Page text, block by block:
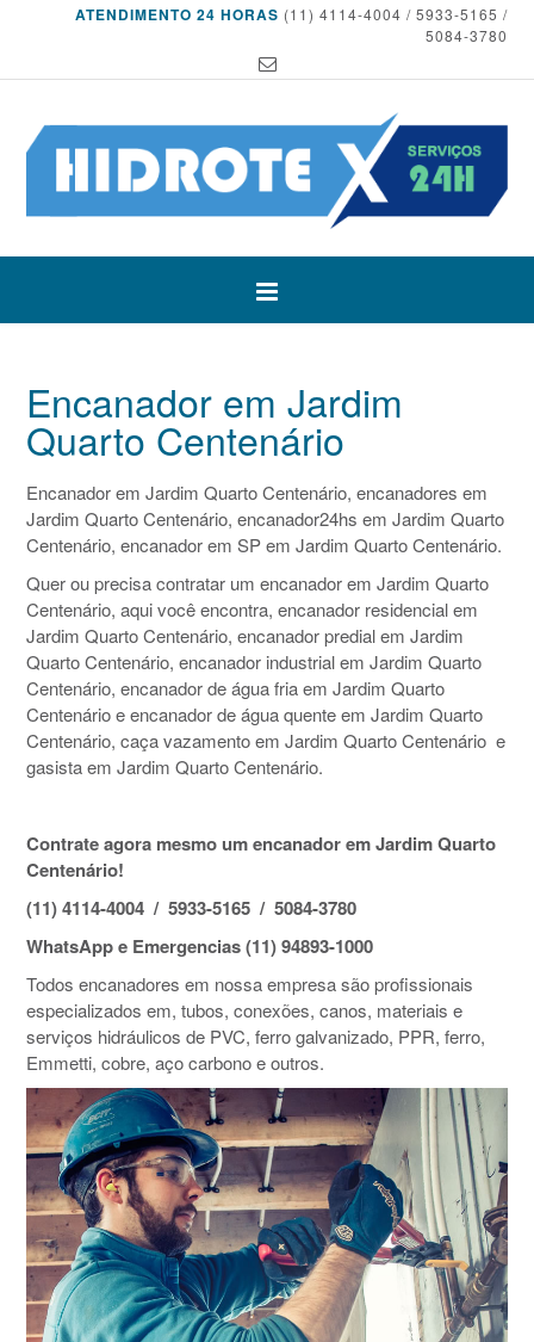
ATENDIMENTO 24 HORAS (11) 4114-4004 / 5933-5165 /
5084-3780
Encanador em Jardim
Quarto Centenário
Encanador em Jardim Quarto Centenário, encanadores em
Jardim Quarto Centenário, encanador24hs em Jardim Quarto
Centenário, encanador em SP em Jardim Quarto Centenário.
Quer ou precisa contratar um encanador em Jardim Quarto
Centenário, aqui você encontra, encanador residencial em
Jardim Quarto Centenário, encanador predial em Jardim
Quarto Centenário, encanador industrial em Jardim Quarto
Centenário, encanador de água fria em Jardim Quarto
Centenário e encanador de água quente em Jardim Quarto
Centenário, caça vazamento em Jardim Quarto Centenário e
gasista em Jardim Quarto Centenário.
Contrate agora mesmo um encanador em Jardim Quarto
Centenário!
(11) 4114-4004 / 5933-5165 / 5084-3780
WhatsApp e Emergencias (11) 94893-1000
Todos encanadores em nossa empresa são profissionais
especializados em, tubos, conexões, canos, materiais e
serviços hidráulicos de PVC, ferro galvanizado, PPR, ferro,
Emmetti, cobre, aço carbono e outros.